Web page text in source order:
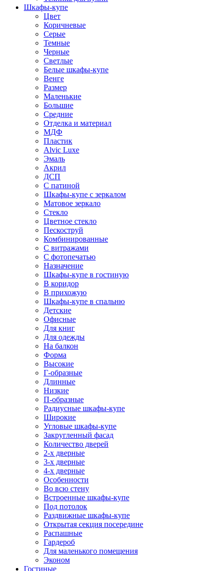
Шкафы-купе
Цвет
Коричневые
Серые
Темные
Черные
Светлые
Белые шкафы-купе
Венге
Размер
Маленькие
Большие
Средние
Отделка и материал
МДФ
Пластик
Alvic Luxe
Эмаль
Акрил
ДСП
С патиной
Шкафы-купе с зеркалом
Матовое зеркало
Стекло
Цветное стекло
Пескоструй
Комбинированные
С витражами
С фотопечатью
Назначение
Шкафы-купе в гостиную
В коридор
В прихожую
Шкафы-купе в спальню
Детские
Офисные
Для книг
Для одежды
На балкон
Форма
Высокие
Г-образные
Длинные
Низкие
П-образные
Радиусные шкафы-купе
Широкие
Угловые шкафы-купе
Закругленный фасад
Количество дверей
2-х дверные
3-х дверные
4-х дверные
Особенности
Во всю стену
Встроенные шкафы-купе
Под потолок
Раздвижные шкафы-купе
Открытая секция посередине
Распашные
Гардероб
Для маленького помещения
Эконом
Гостиные